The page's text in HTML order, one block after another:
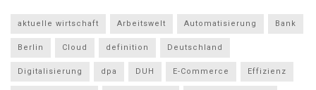
aktuelle wirtschaft Arbeitswelt Automatisierung Bank
Berlin Cloud definition Deutschland
Digitalisierung dpa DUH E-Commerce Effizienz